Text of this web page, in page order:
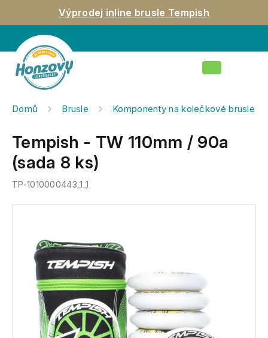
obsah
Výprodej inline brusle Tempish
Nákupní
Domů Brusle Komponenty na kolečkové brusle
Tempish - TW 110mm / 90a
(sada 8 ks)
TP-1010000443_1_1